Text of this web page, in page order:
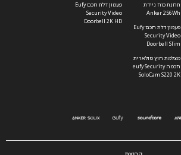
תחנת כוח ניידת
Anker 256Wh
פעמון דלת חכם Eufy
Security Video
Doorbell Slim
מצלמת חוץ סולארית
חכמה eufy Security
SoloCam S220 2K
פעמון דלת חכם Eufy
Security Video
Doorbell 2K HD